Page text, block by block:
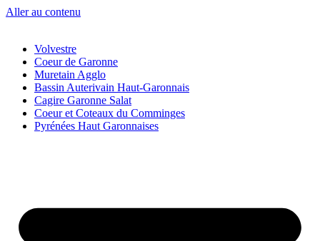
Aller au contenu
Volvestre
Coeur de Garonne
Muretain Agglo
Bassin Auterivain Haut-Garonnais
Cagire Garonne Salat
Coeur et Coteaux du Comminges
Pyrénées Haut Garonnaises